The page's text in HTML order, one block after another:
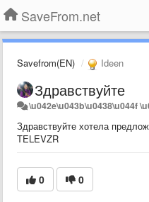
SaveFrom.net
Savefrom(EN) Ideen
Здравствуйте
\u042e\u043b\u0438\u044f
Здравствуйте хотела
TELEVZR
0 0